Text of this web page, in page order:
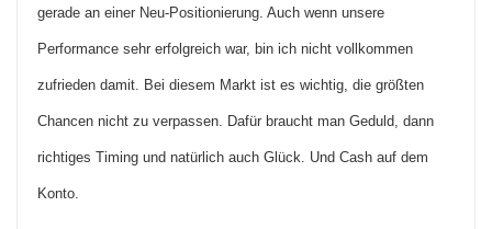
gerade an einer Neu-Positionierung. Auch wenn unsere
Performance sehr erfolgreich war, bin ich nicht vollkommen
zufrieden damit. Bei diesem Markt ist es wichtig, die größten
Chancen nicht zu verpassen. Dafür braucht man Geduld, dann
richtiges Timing und natürlich auch Glück. Und Cash auf dem
Konto.